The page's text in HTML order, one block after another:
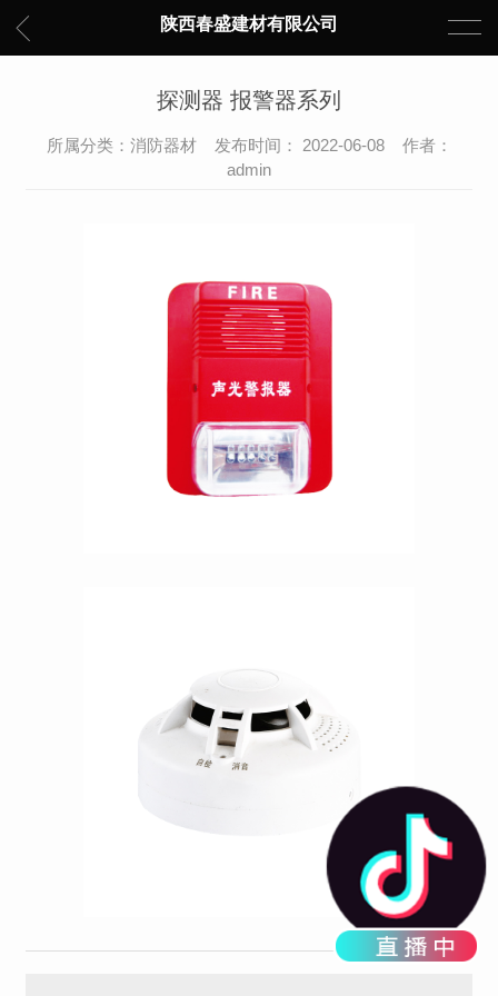
陕西春盛建材有限公司
探测器 报警器系列
所属分类：消防器材 发布时间： 2022-06-08 作者：
admin